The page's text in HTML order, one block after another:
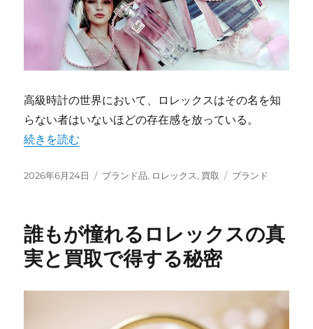
高級時計の世界において、ロレックスはその名を知
らない者はいないほどの存在感を放っている。
“知られざるロレックスの真価と驚異の資産価値に迫る”
続きを読む
投
2026年6月24日
カ
ー
ブランド品, ロレックス, 買取
タ
ブランド
誰もが憧れるロレックスの真
実と買取で得する秘密